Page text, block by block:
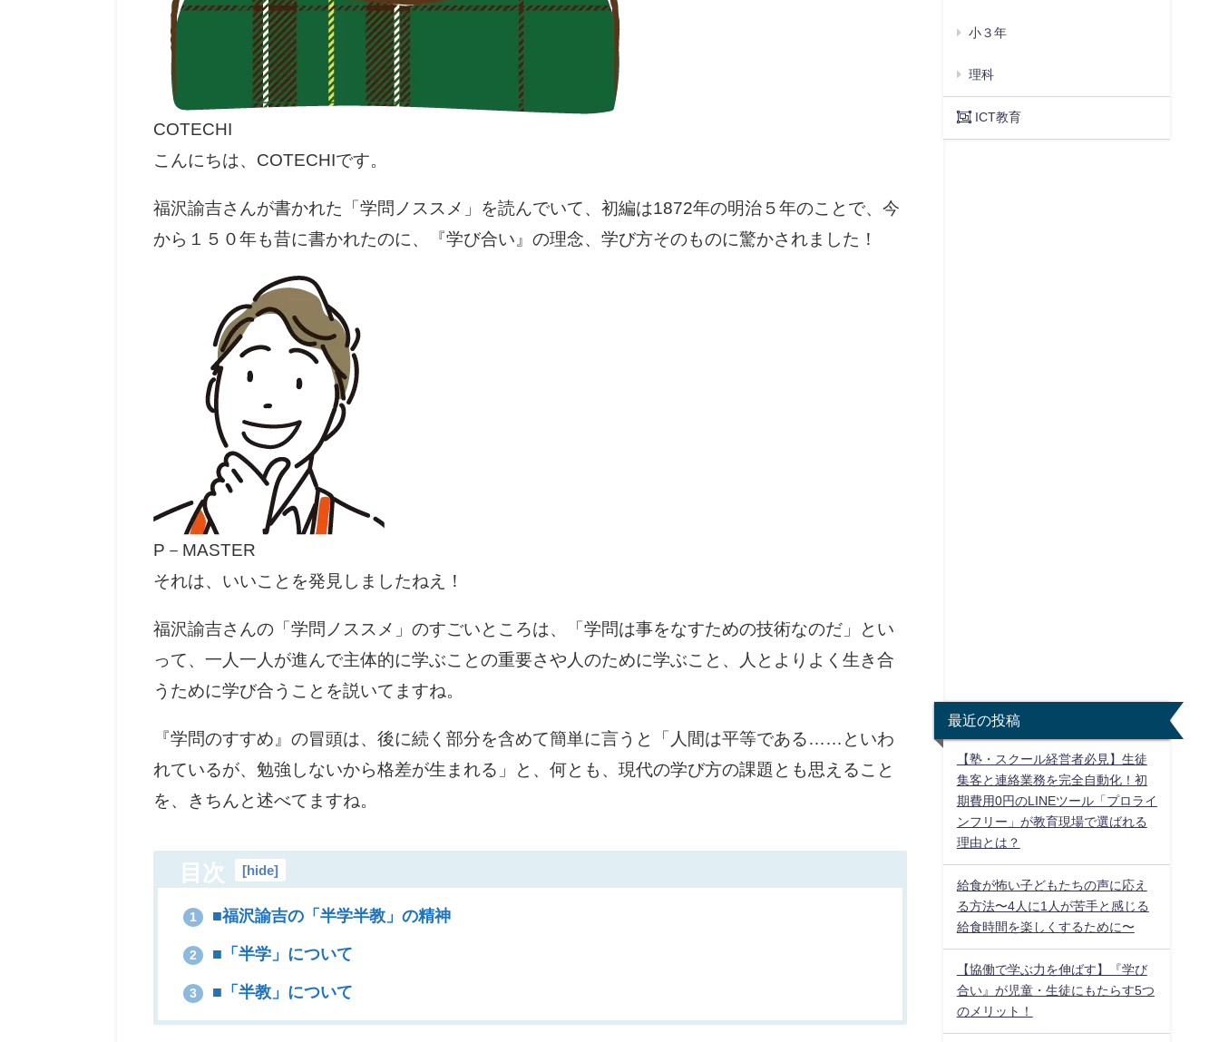
COTECHI
こんにちは、COTECHIです。
福沢諭吉さんが書かれた「学問ノススメ」を読んでいて、初編は1872年の明治５年のことで、今
から１５０年も昔に書かれたのに、『学び合い』の理念、学び方そのものに驚かされました！
P－MASTER
それは、いいことを発見しましたねえ！
福沢諭吉さんの「学問ノススメ」のすごいところは、「学問は事をなすための技術なのだ」とい
って、一人一人が進んで主体的に学ぶことの重要さや人のために学ぶこと、人とよりよく生き合
うために学び合うことを説いてますね。
『学問のすすめ』の冒頭は、後に続く部分を含めて簡単に言うと「人間は平等である……といわ
れているが、勉強しないから格差が生まれる」と、何とも、現代の学び方の課題とも思えること
を、きちんと述べてますね。
目次 [ hide]
1 ■福沢諭吉の「半学半教」の精神
2 ■「半学」について
3 ■「半教」について
小３年
理科
ICT教育
最近の投稿
【塾・スクール経営者必見】生徒
集客と連絡業務を完全自動化！初
期費用0円のLINEツール「プロライ
ンフリー」が教育現場で選ばれる
理由とは？
給食が怖い子どもたちの声に応え
る方法〜4人に1人が苦手と感じる
給食時間を楽しくするために〜
【協働で学ぶ力を伸ばす】『学び
合い』が児童・生徒にもたらす5つ
のメリット！